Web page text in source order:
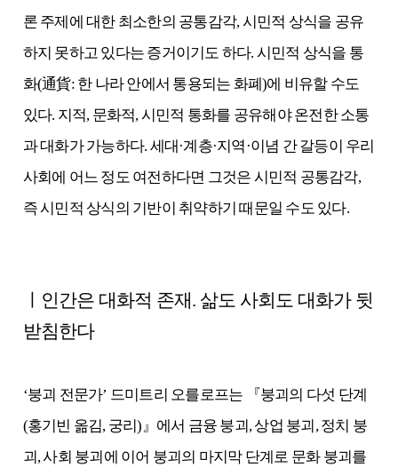
론 주제에 대한 최소한의 공통감각, 시민적 상식을 공유
하지 못하고 있다는 증거이기도 하다. 시민적 상식을 통
화(通貨: 한 나라 안에서 통용되는 화폐)에 비유할 수도
있다. 지적, 문화적, 시민적 통화를 공유해야 온전한 소통
과 대화가 가능하다. 세대·계층·지역·이념 간 갈등이 우리
사회에 어느 정도 여전하다면 그것은 시민적 공통감각,
즉 시민적 상식의 기반이 취약하기 때문일 수도 있다.
ㅣ인간은 대화적 존재. 삶도 사회도 대화가 뒷
받침한다
‘붕괴 전문가’ 드미트리 오를로프는 『붕괴의 다섯 단계
(홍기빈 옮김, 궁리)』에서 금융 붕괴, 상업 붕괴, 정치 붕
괴, 사회 붕괴에 이어 붕괴의 마지막 단계로 문화 붕괴를